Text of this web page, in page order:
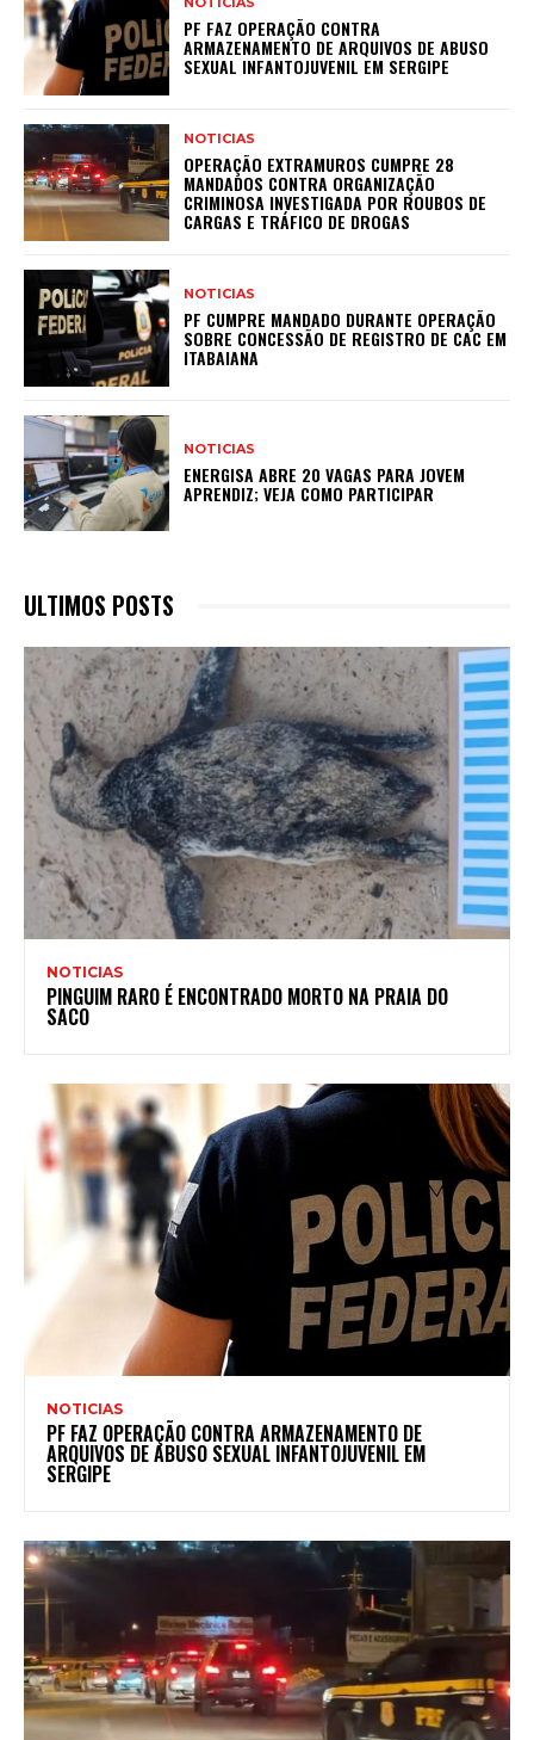
PF FAZ OPERAÇÃO CONTRA
ARMAZENAMENTO DE ARQUIVOS DE ABUSO
SEXUAL INFANTOJUVENIL EM SERGIPE
NOTICIAS
OPERAÇÃO EXTRAMUROS CUMPRE 28
MANDADOS CONTRA ORGANIZAÇÃO
CRIMINOSA INVESTIGADA POR ROUBOS DE
CARGAS E TRÁFICO DE DROGAS
NOTICIAS
PF CUMPRE MANDADO DURANTE OPERAÇÃO
SOBRE CONCESSÃO DE REGISTRO DE CAC EM
ITABAIANA
NOTICIAS
ENERGISA ABRE 20 VAGAS PARA JOVEM
APRENDIZ; VEJA COMO PARTICIPAR
ULTIMOS POSTS
NOTICIAS
PINGUIM RARO É ENCONTRADO MORTO NA PRAIA DO
SACO
NOTICIAS
PF FAZ OPERAÇÃO CONTRA ARMAZENAMENTO DE
ARQUIVOS DE ABUSO SEXUAL INFANTOJUVENIL EM
SERGIPE